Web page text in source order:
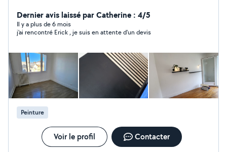
Décennale et RC Pro PEINTURE Application de
revêtement/placo/carrelage/papier peint CARRELAGE
Carrelage,faïence,pose de parquet et sol pvc
MEUNUISERIE réparation vitres/pose de porte et
fenêtre,installation de cuisine
ISOLATION/Aménagement Combles,cave,intérieur
extérieur cloison ENTRETIEN D'ESPACE VERTS
Tonte/débroussaillage/taille de haies. Forfait entretient
terrain à l'année à partir de 80euros/mois. NETOYAGE
Toiture façade débarras suite décès et autres.
MAÇONNERIE Mur de soutènement,
escalier,clôture,dalle,terrasse, extension Nous
travaillons essentiellement avec des agent immobilier,
Dernier avis laissé par Catherine : 4/5
Il y a plus de 6 mois
j'ai rencontré Erick , je suis en attente d'un devis
Peinture
Voir le profil Contacter